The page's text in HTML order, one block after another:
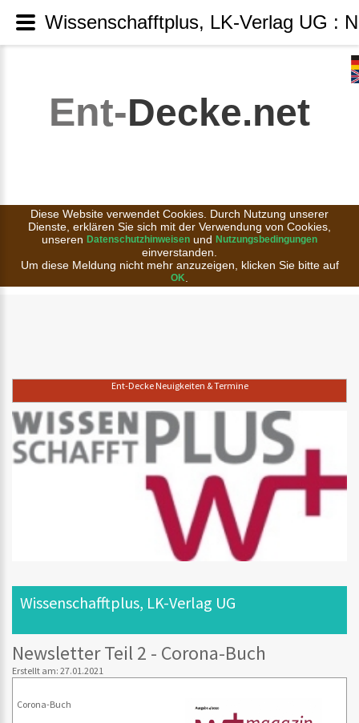
Ent-Decke.net
Diese Website verwendet Cookies. Durch Nutzung unserer
Dienste, erklären Sie sich mit der Verwendung von Cookies,
unseren Datenschutzhinweisen und Nutzungsbedingungen
einverstanden.
Um diese Meldung nicht mehr anzuzeigen, klicken Sie bitte auf
OK
Ent-Decke Neuigkeiten & Termine
Wissenschafftplus, LK-Verlag UG
Newsletter Teil 2 - Corona-Buch
Erstellt am: 27.01.2021
Corona-Buch
Wissenschafftplus, LK-Verlag UG :